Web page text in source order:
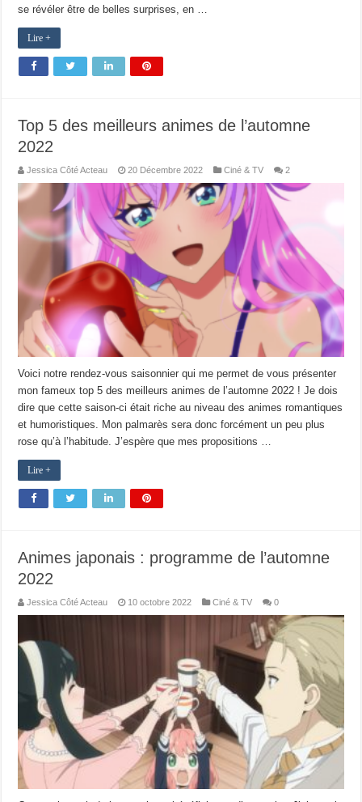
se révéler être de belles surprises, en …
Lire +
Top 5 des meilleurs animes de l’automne
2022
Jessica Côté Acteau 20 Décembre 2022 Ciné & TV 2
Voici notre rendez-vous saisonnier qui me permet de vous présenter
mon fameux top 5 des meilleurs animes de l’automne 2022 ! Je dois
dire que cette saison-ci était riche au niveau des animes romantiques
et humoristiques. Mon palmarès sera donc forcément un peu plus
rose qu’à l’habitude. J’espère que mes propositions …
Lire +
Animes japonais : programme de l’automne
2022
Jessica Côté Acteau 10 octobre 2022 Ciné & TV 0